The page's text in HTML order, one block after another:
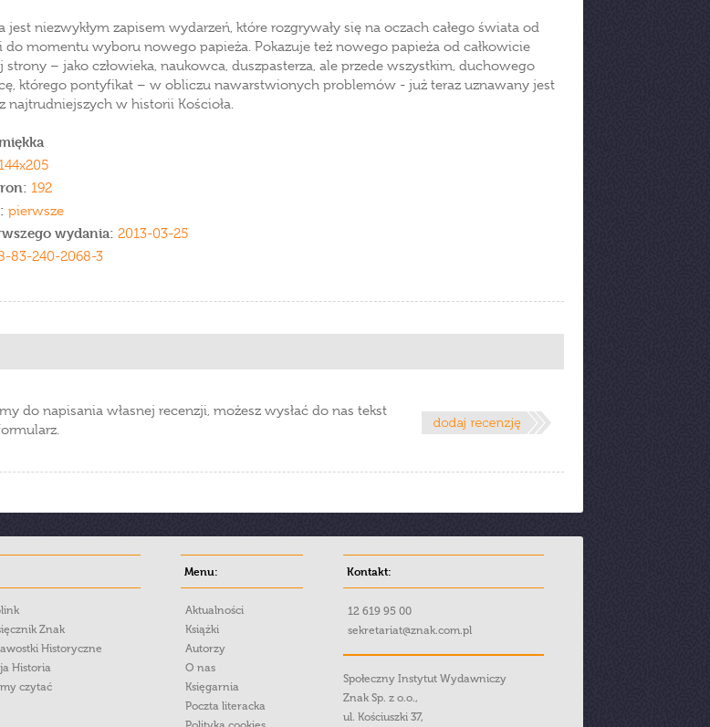
jest niezwykłym zapisem wydarzeń, które rozgrywały się na oczach całego świata od
do momentu wyboru nowego papieża. Pokazuje też nowego papieża od całkowicie
strony – jako człowieka, naukowca, duszpasterza, ale przede wszystkim, duchowego
którego pontyfikat – w obliczu nawarstwionych problemów - już teraz uznawany jest
najtrudniejszych w historii Kościoła.
144x205
192
pierwsze
wydania: 2013-03-25
83-240-2068-3
do napisania własnej recenzji, możesz wysłać do nas tekst
Znak
Historyczne
Historia
czytać
Menu:
Aktualności
Książki
Autorzy
O nas
Księgarnia
Poczta literacka
Kontakt:
12 619 95 00
sekretariat@znak.com.pl
Społeczny Instytut Wydawniczy
Znak Sp. z o.o.,
ul. Kościuszki 37,